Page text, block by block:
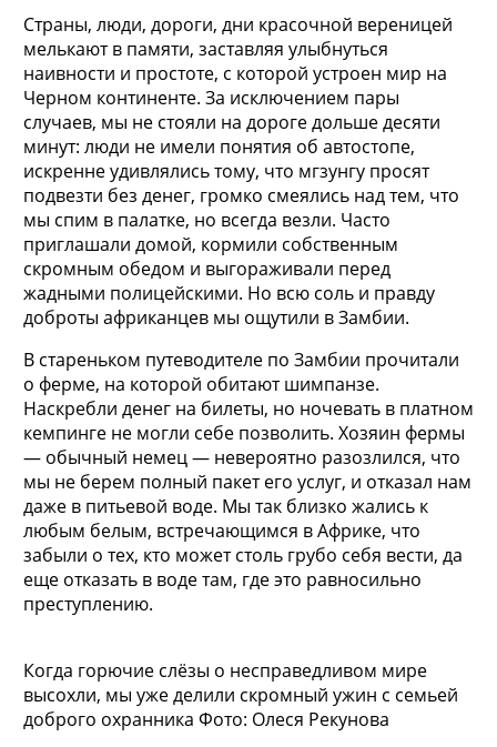
Страны, люди, дороги, дни красочной вереницей
мелькают в памяти, заставляя улыбнуться
наивности и простоте, с которой устроен мир на
Черном континенте. За исключением пары
случаев, мы не стояли на дороге дольше десяти
минут: люди не имели понятия об автостопе,
искренне удивлялись тому, что мгзунгу просят
подвезти без денег, громко смеялись над тем, что
мы спим в палатке, но всегда везли. Часто
приглашали домой, кормили собственным
скромным обедом и выгораживали перед
жадными полицейскими. Но всю соль и правду
доброты африканцев мы ощутили в Замбии.
В стареньком путеводителе по Замбии прочитали
о ферме, на которой обитают шимпанзе.
Наскребли денег на билеты, но ночевать в платном
кемпинге не могли себе позволить. Хозяин фермы
— обычный немец — невероятно разозлился, что
мы не берем полный пакет его услуг, и отказал нам
даже в питьевой воде. Мы так близко жались к
любым белым, встречающимся в Африке, что
забыли о тех, кто может столь грубо себя вести, да
еще отказать в воде там, где это равносильно
преступлению.
Когда горючие слёзы о несправедливом мире
высохли, мы уже делили скромный ужин с семьей
доброго охранника Фото: Олеся Рекунова